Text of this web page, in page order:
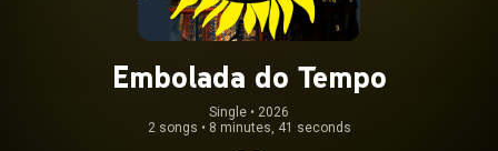
Embolada do Tempo
Single • 2026
2 songs • 8 minutes, 41 seconds